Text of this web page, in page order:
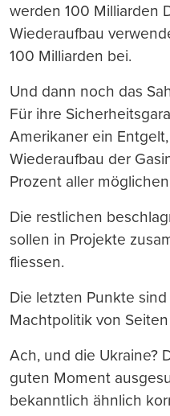
werden 100 Milliarden
Wiederaufbau
100 Milliarden bei.
Und dann noch das
Für ihre
Amerikaner ein Entgelt,
Wiederaufbau der
Prozent aller
Die restlichen
sollen in Projekte
fliessen.
Die letzten Punkte
Machtpolitik von
Ach, und die Ukraine?
guten Moment
bekanntlich ähnlich